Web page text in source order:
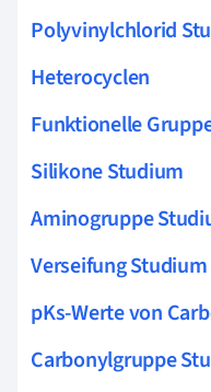
Polyvinylchlorid
Heterocyclen
Funktionelle
Silikone Studium
Aminogruppe
Verseifung Studium
pKs-Werte von
Carbonylgruppe